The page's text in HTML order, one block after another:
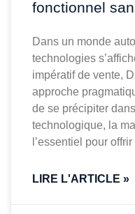
fonctionnel
Dans un monde
technologies
impératif de vente,
approche
de se précipiter
technologique, la
l’essentiel pour
LIRE L'ARTICLE »